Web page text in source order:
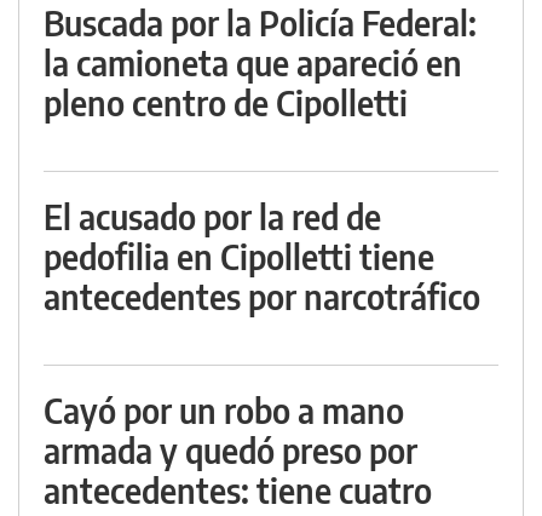
Buscada por la Policía Federal:
la camioneta que apareció en
pleno centro de Cipolletti
El acusado por la red de
pedofilia en Cipolletti tiene
antecedentes por narcotráfico
Cayó por un robo a mano
armada y quedó preso por
antecedentes: tiene cuatro